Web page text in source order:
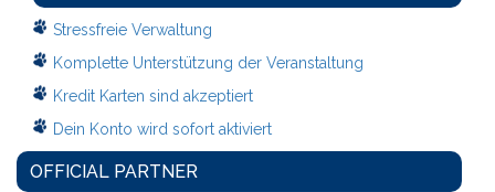
Stressfreie Verwaltung
Komplette Unterstützung der Veranstaltung
Kredit Karten sind akzeptiert
Dein Konto wird sofort aktiviert
OFFICIAL PARTNER